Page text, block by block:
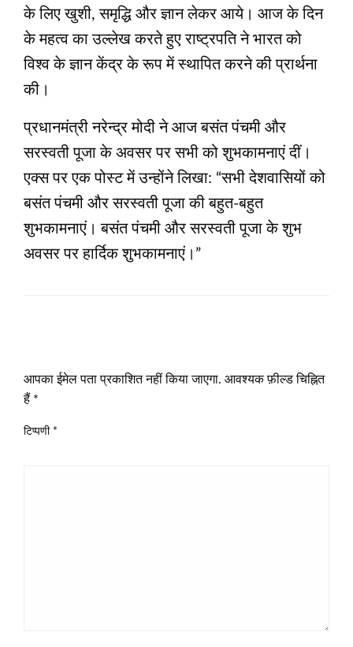
के लिए खुशी, समृद्धि और ज्ञान लेकर आये। आज के दिन
के महत्व का उल्लेख करते हुए राष्ट्रपति ने भारत को
विश्व के ज्ञान केंद्र के रूप में स्थापित करने की प्रार्थना
की।
प्रधानमंत्री नरेन्द्र मोदी ने आज बसंत पंचमी और
सरस्वती पूजा के अवसर पर सभी को शुभकामनाएं दीं।
एक्स पर एक पोस्ट में उन्होंने लिखा: “सभी देशवासियों को
बसंत पंचमी और सरस्वती पूजा की बहुत-बहुत
शुभकामनाएं। बसंत पंचमी और सरस्वती पूजा के शुभ
अवसर पर हार्दिक शुभकामनाएं।”
आपका ईमेल पता प्रकाशित नहीं किया जाएगा. आवश्यक फ़ील्ड चिह्नित
हैं *
टिप्पणी *